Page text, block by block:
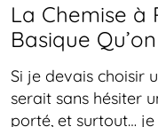
La Chemise à
Basique
Si je devais choisir
serait sans hésiter
porté, et surtout… je